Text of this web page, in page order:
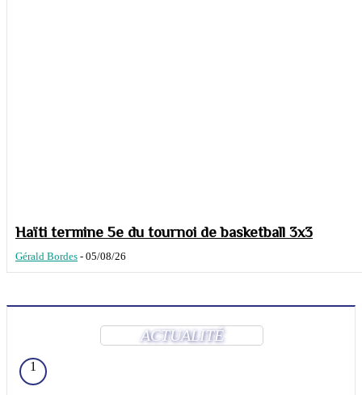
Haïti termine 5e du tournoi de basketball 3x3
Gérald Bordes - 05/08/26
ACTUALITÉ
1